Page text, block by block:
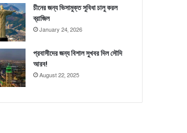
চীনের জন্য ভিসামুক্ত সুবিধা চালু করল
ব্রাজিল
January 24, 2026
প্রবাসীদের জন্য বিশাল সুখবর দিল সৌদি
আরব!
August 22, 2025